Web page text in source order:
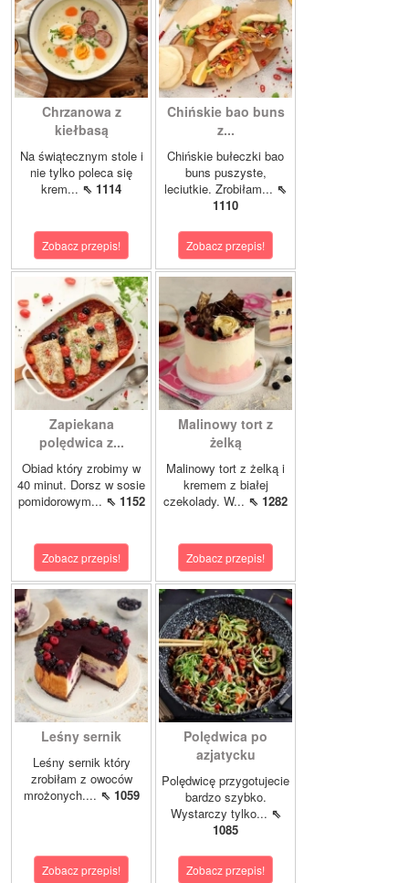
Chrzanowa z
kiełbasą
Na świątecznym stole i
nie tylko poleca się
krem... ⇖ 1114
Zobacz przepis!
Chińskie bao buns
z...
Chińskie bułeczki bao
buns puszyste,
leciutkie. Zrobiłam... ⇖
1110
Zobacz przepis!
Zapiekana
polędwica z...
Obiad który zrobimy w
40 minut. Dorsz w sosie
pomidorowym... ⇖ 1152
Zobacz przepis!
Malinowy tort z
żelką
Malinowy tort z żelką i
kremem z białej
czekolady. W... ⇖ 1282
Zobacz przepis!
Leśny sernik
Leśny sernik który
zrobiłam z owoców
mrożonych.... ⇖ 1059
Zobacz przepis!
Polędwica po
azjatycku
Polędwicę przygotujecie
bardzo szybko.
Wystarczy tylko... ⇖
1085
Zobacz przepis!